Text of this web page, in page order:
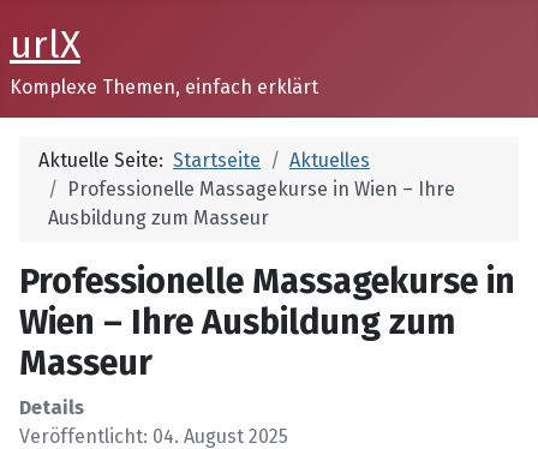
urlX
Komplexe Themen, einfach erklärt
Aktuelle Seite: Startseite
Aktuelles
Professionelle Massagekurse in Wien – Ihre
Ausbildung zum Masseur
Professionelle Massagekurse in
Wien – Ihre Ausbildung zum
Masseur
Details
Veröffentlicht: 04. August 2025